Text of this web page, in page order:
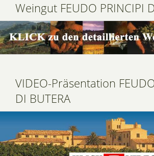
Weingut FEUDO PRINCIPI
VIDEO-Präsentation
DI BUTERA